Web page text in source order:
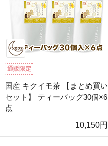
通販限定
国産 キクイモ茶 【まとめ買い
セット】 ティーバッグ30個×6
点
10,150円